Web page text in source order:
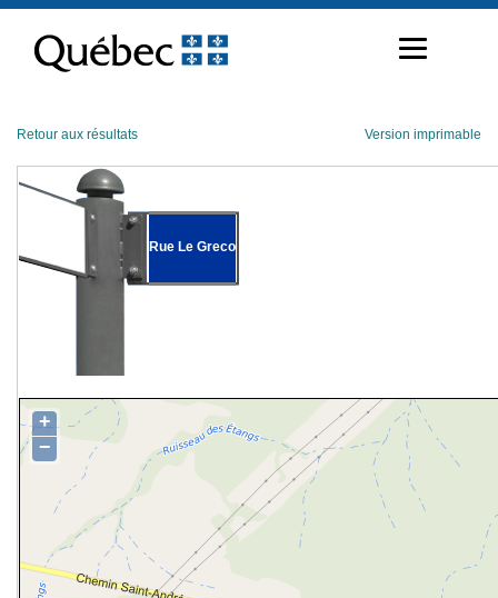
contenu
Retour aux résultats Version imprimable
Rue Le Greco
+
−